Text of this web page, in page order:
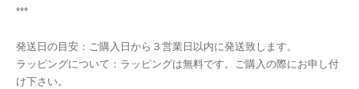
***
発送日の目安：ご購入日から３営業日以内に発送致します。
ラッピングについて：ラッピングは無料です。ご購入の際にお申し付
け下さい。